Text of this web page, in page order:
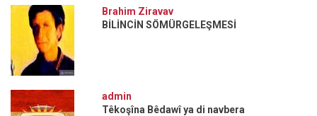
Brahim Ziravav
BİLİNCİN SÖMÜRGELEŞMESİ
admin
Têkoşîna Bêdawî ya di navbera